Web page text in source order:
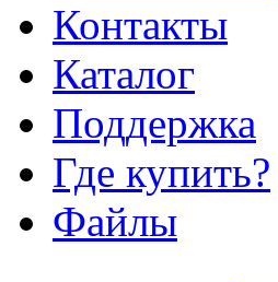
Контакты
Каталог
Поддержка
Где купить?
Файлы